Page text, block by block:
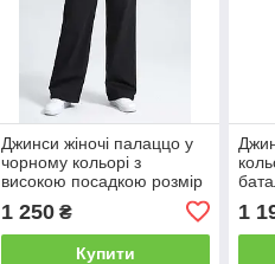
Джинси жіночі палаццо у
чорному кольорі з
високою посадкою розмір
1 250₴
Купити
1